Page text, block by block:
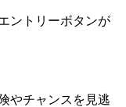
ントリーボタンが
やチャンスを見逃